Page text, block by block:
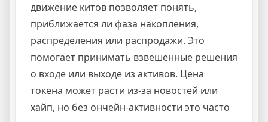
движение китов позволяет понять,
приближается ли фаза накопления,
распределения или распродажи. Это
помогает принимать взвешенные решения
о входе или выходе из активов. Цена
токена может расти из-за новостей или
хайп, но без ончейн-активности это часто